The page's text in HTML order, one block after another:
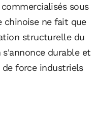
sous
chinoise ne fait que
structurelle du
durable et
force industriels